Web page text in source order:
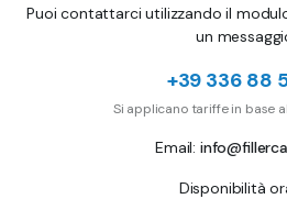
Puoi contattarci utilizzando il
un
+39 336 88
Si applicano tariffe in base
Email:
Disponibilità